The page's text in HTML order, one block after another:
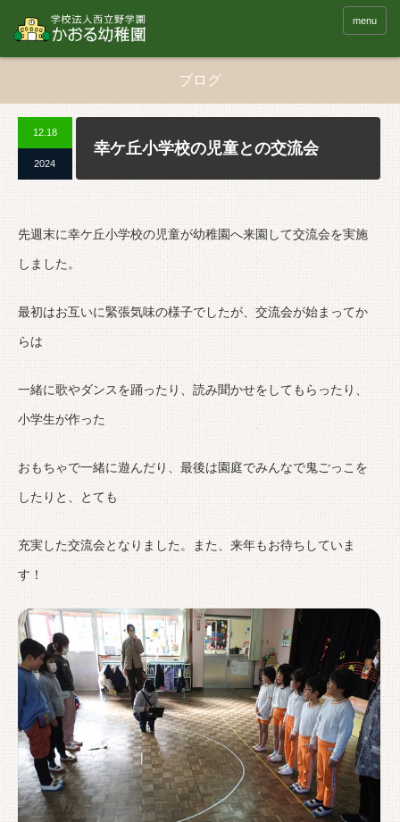
menu
ブログ
12.18
2024
幸ケ丘小学校の児童との交流会
先週末に幸ケ丘小学校の児童が幼稚園へ来園して交流会を実施
しました。
最初はお互いに緊張気味の様子でしたが、交流会が始まってか
らは
一緒に歌やダンスを踊ったり、読み聞かせをしてもらったり、
小学生が作った
おもちゃで一緒に遊んだり、最後は園庭でみんなで鬼ごっこを
したりと、とても
充実した交流会となりました。また、来年もお待ちしていま
す！